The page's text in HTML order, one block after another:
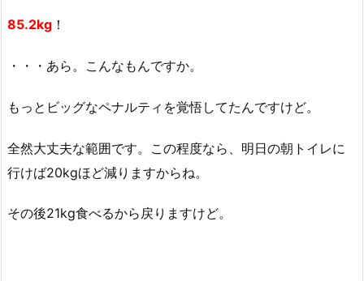
85.2kg ！
・・・あら。こんなもんですか。
もっとビッグなペナルティを覚悟してたんですけど。
全然大丈夫な範囲です。この程度なら、明日の朝トイレに
行けば20kgほど減りますからね。
その後21kg食べるから戻りますけど。